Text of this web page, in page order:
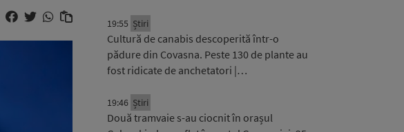
19:55 Știri
Cultură de canabis descoperită într-o
pădure din Covasna. Peste 130 de plante au
fost ridicate de anchetatori |…
19:46 Știri
Două tramvaie s-au ciocnit în orașul